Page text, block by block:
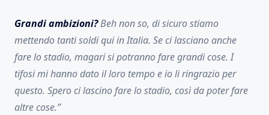
Grandi ambizioni?Beh non so, di sicuro stiamo
mettendo tanti soldi qui in Italia. Se ci lasciano anche
fare lo stadio, magari si potranno fare grandi cose. I
tifosi mi hanno dato il loro tempo e io li ringrazio per
questo. Spero ci lascino fare lo stadio, così da poter fare
altre cose.”